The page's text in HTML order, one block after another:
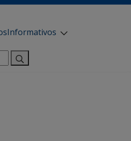
Informativos